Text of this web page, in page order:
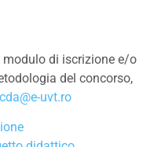
di iscrizione e/o
del concorso,
cda@e-uvt.ro